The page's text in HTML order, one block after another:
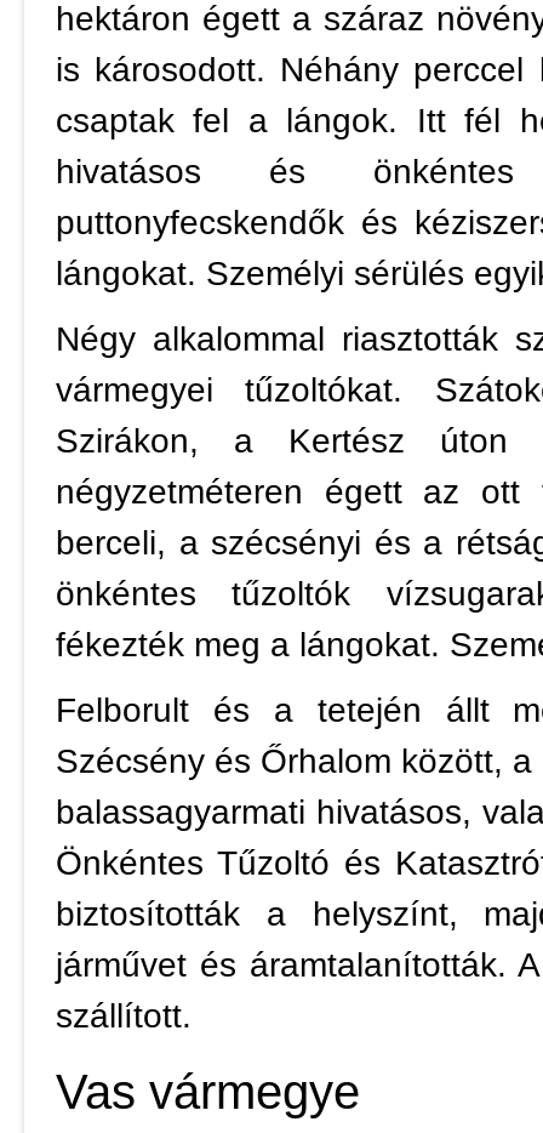
hektáron égett a száraz
is károsodott. Néhány
csaptak fel a lángok. Itt fél
hivatásos és
puttonyfecskendők és
lángokat. Személyi sérülés
Négy alkalommal riasztották
vármegyei tűzoltókat.
Szirákon, a Kertész
négyzetméteren égett az ott
berceli, a szécsényi és a
önkéntes tűzoltók
fékezték meg a lángokat.
Felborult és a tetején állt
Szécsény és Őrhalom között,
balassagyarmati hivatásos,
Önkéntes Tűzoltó és
biztosították a helyszínt,
járművet és áramtalanították.
szállított.
Vas vármegye